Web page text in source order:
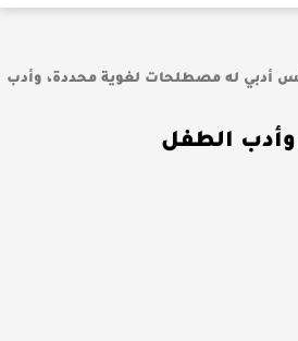
أدبي له مصطلحات لغوية محددة، وأدب
وأدب الطفل